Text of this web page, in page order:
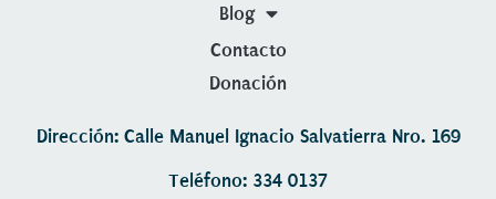
Blog
Contacto
Donación
Dirección: Calle Manuel Ignacio Salvatierra Nro. 169
Teléfono: 334 0137